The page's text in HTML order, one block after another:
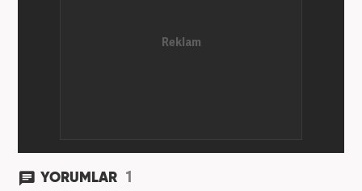
ve teknoloji kategorilerinde birçok haber ve
YORUMLAR 1